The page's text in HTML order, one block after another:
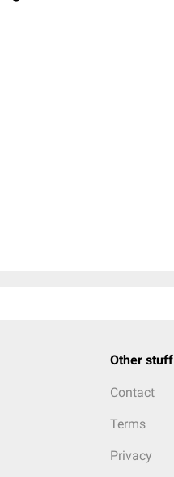
Other stuff
Contact
Terms
Privacy